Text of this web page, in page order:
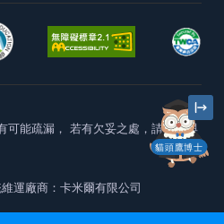
貓頭鷹博士
可能疏漏， 若有欠妥之處，請隨時與
維運廠商：卡米爾有限公司